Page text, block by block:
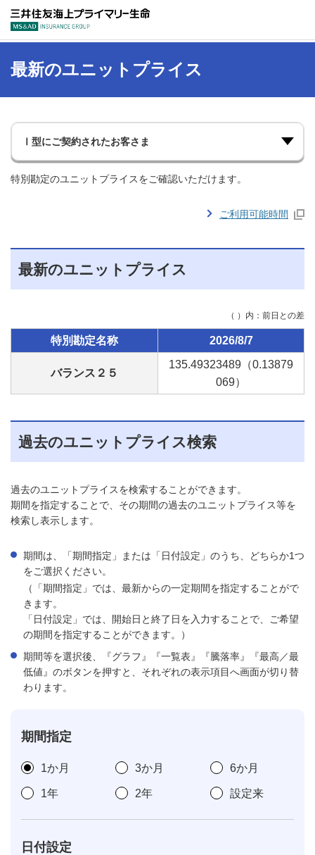
最新のユニットプライス
特別勘定のユニットプライスをご確認いただけます。
ご利用可能時間
最新のユニットプライス
（ ）内：前日との差
特別勘定名称 2026/8/7
バランス２５
135.49323489 （0.13879
069）
過去のユニットプライス検索
過去のユニットプライスを検索することができます。
期間を指定することで、その期間の過去のユニットプライス等を
検索し表示します。
期間は、「期間指定」または「日付設定」のうち、どちらか1つ
をご選択ください。
（「期間指定」では、最新からの一定期間を指定することがで
きます。
「日付設定」では、開始日と終了日を入力することで、ご希望
の期間を指定することができます。）
期間等を選択後、『グラフ』『一覧表』『騰落率』『最高／最
低値』のボタンを押すと、それぞれの表示項目へ画面が切り替
わります。
期間指定
1か月 3か月 6か月
1年 2年 設定来
日付設定